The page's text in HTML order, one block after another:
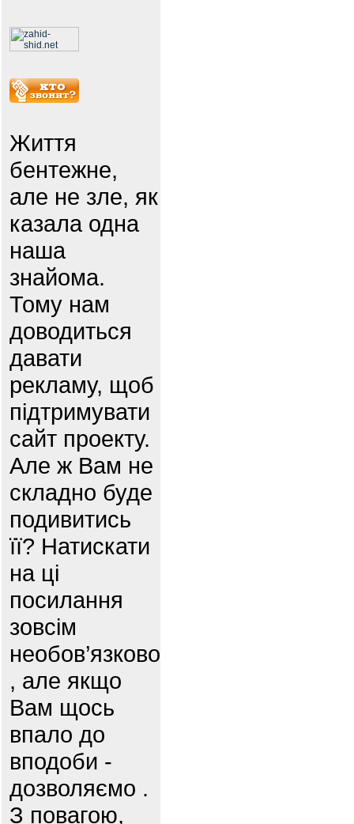
Життя
бентежне,
але не зле, як
казала одна
наша
знайома.
Тому нам
доводиться
давати
рекламу, щоб
підтримувати
сайт проекту.
Але ж Вам не
складно буде
подивитись
її? Натискати
на ці
посилання
зовсім
необов’язково
, але якщо
Вам щось
впало до
вподоби -
дозволяємо .
З повагою,